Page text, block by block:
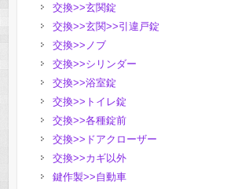
交換>>玄関錠
交換>>玄関>>引違戸錠
交換>>ノブ
交換>>シリンダー
交換>>浴室錠
交換>>トイレ錠
交換>>各種錠前
交換>>ドアクローザー
交換>>カギ以外
鍵作製>>自動車